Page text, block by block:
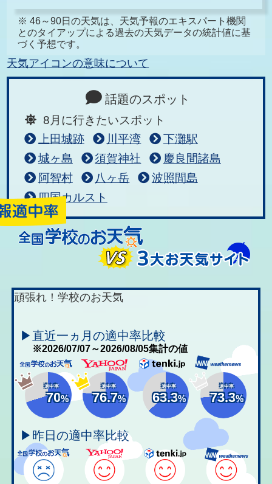
※ 46～90日の天気は、天気予報のエキスパート機関
とのタイアップによる過去の天気データの統計値に基
づく予想です。
天気アイコンの意味について
話題のスポット
8月に行きたいスポット
上田城跡
川平湾
下灘駅
城ヶ島
須賀神社
慶良間諸島
阿智村
八ヶ岳
波照間島
四国カルスト
頑張れ！学校のお天気
▶直近一ヵ月の適中率比較
※2026/07/07～2026/08/05集計の値
適中率
70%
適中率
76.7%
適中率
63.3%
適中率
73.3%
▶昨日の適中率比較